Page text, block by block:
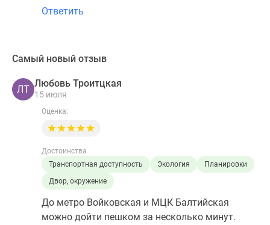
Ответить
Самый новый отзыв
ЛТ
Любовь Троитцкая
15 июля
Оценка:
Достоинства
Транспортная доступность
Экология
Планировки
Двор, окружение
До метро Войковская и МЦК Балтийская
можно дойти пешком за несколько минут.